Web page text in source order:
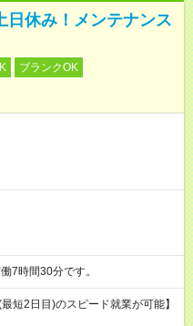
日休み！メンテナンス
ブランクOK
ち実働7時間30分です。
短2日目)のスピード就業が可能】